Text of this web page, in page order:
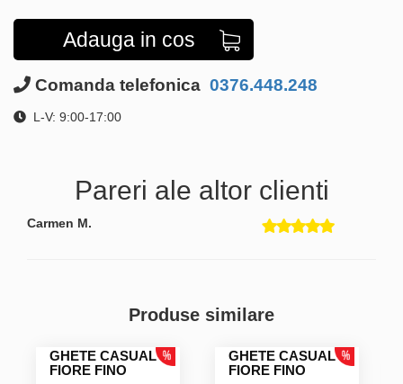
Adauga in cos
Comanda telefonica 0376.448.248
L-V: 9:00-17:00
Pareri ale altor clienti
Carmen M.
Produse similare
GHETE CASUAL
FIORE FINO
GHETE CASUAL
FIORE FINO